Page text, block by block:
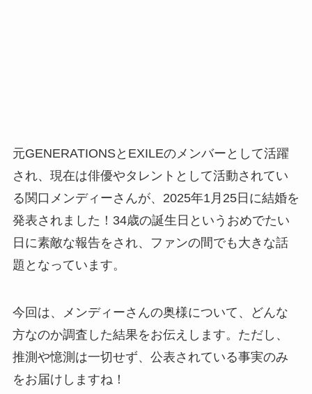
元GENERATIONSとEXILEのメンバーとして活躍
され、現在は俳優やタレントとして活動されてい
る関口メンディーさんが、2025年1月25日に結婚を
発表されました！34歳の誕生日というおめでたい
日に素敵な報告をされ、ファンの間でも大きな話
題となっています。
今回は、メンディーさんの奥様について、どんな
方なのか調査した結果をお伝えします。ただし、
推測や憶測は一切せず、公表されている事実のみ
をお届けしますね！